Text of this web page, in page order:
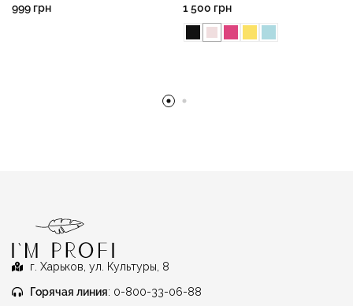
999 грн 1 500 грн
г. Харьков, ул. Культуры, 8
Горячая линия: 0-800-33-06-88